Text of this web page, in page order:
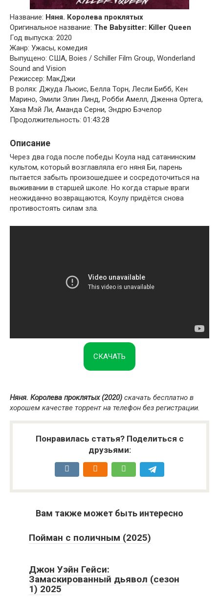
Название: Няня. Королева проклятых
Оригинальное название: The Babysitter: Killer Queen
Год выпуска: 2020
Жанр: Ужасы, комедия
Выпущено: США, Boies / Schiller Film Group, Wonderland
Sound and Vision
Режиссер: МакДжи
В ролях: Джуда Льюис, Белла Торн, Лесли Бибб, Кен
Марино, Эмили Элин Линд, Робби Амелл, Дженна Ортега,
Хана Мэй Ли, Аманда Серни, Эндрю Бэчелор
Продолжительность: 01:43:28
Описание
Через два года после победы Коула над сатанинским
культом, который возглавляла его няня Би, парень
пытается забыть произошедшее и сосредоточиться на
выживании в старшей школе. Но когда старые враги
неожиданно возвращаются, Коулу придётся снова
противостоять силам зла.
СКАЧАТЬ
Няня. Королева проклятых (2020) скачать бесплатно в
хорошем качестве торрент на телефон без регистрации.
Понравилась статья? Поделиться с
друзьями:
Вам также может быть интересно
Пойман с поличным (2025)
Джон Уэйн Гейси:
Замаскированный дьявол (сезон
1) 2025